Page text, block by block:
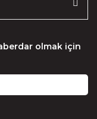
olmak için